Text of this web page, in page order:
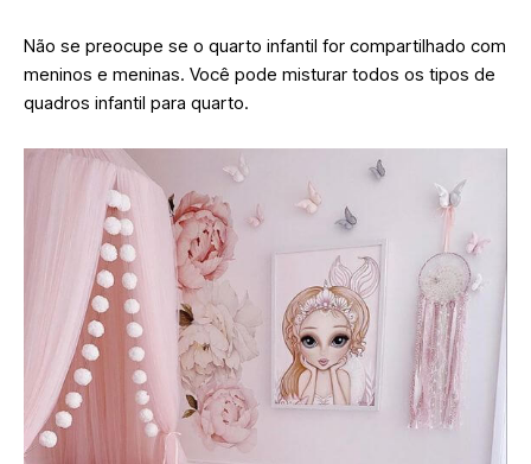
Não se preocupe se o quarto infantil for compartilhado com
meninos e meninas. Você pode misturar todos os tipos de
quadros infantil para quarto.